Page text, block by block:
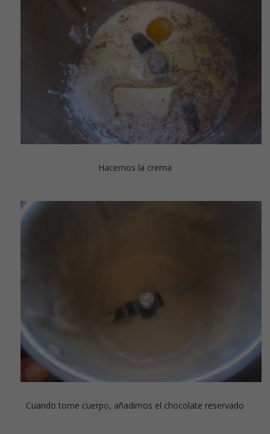
Hacemos la crema
Cuando tome cuerpo, añadimos el chocolate reservado